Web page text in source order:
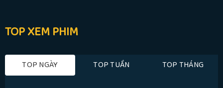
TOP XEM PHIM
TOP NGÀY TOP TUẦN TOP THÁNG